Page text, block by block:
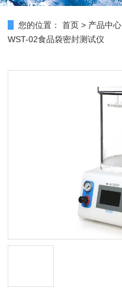
您的位置： 首页 > 产品中心
WST-02食品袋密封测试仪